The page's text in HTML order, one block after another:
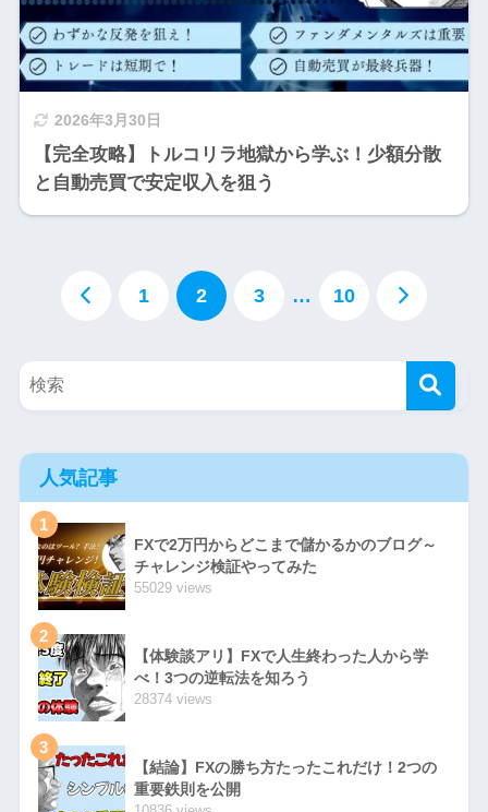
2026年3月30日
【完全攻略】トルコリラ地獄から学ぶ！少額分散
と自動売買で安定収入を狙う
1 2 3 … 10
人気記事
1
FXで2万円からどこまで儲かるかのブログ～
チャレンジ検証やってみた
55029 views
2
【体験談アリ】FXで人生終わった人から学
べ！3つの逆転法を知ろう
28374 views
3
【結論】FXの勝ち方たったこれだけ！2つの
重要鉄則を公開